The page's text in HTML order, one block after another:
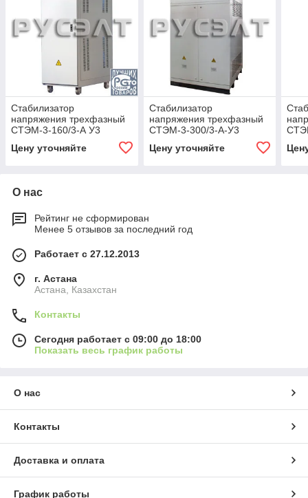
Стабилизатор
напряжения трехфазный
СТЭМ-3-160/3-А У3
Цену уточняйте
Стабилизатор
напряжения трехфазный
СТЭМ-3-300/3-А-У3
Цену уточняйте
О нас
Рейтинг не сформирован
Менее 5 отзывов за последний год
Работает с 27.12.2013
г. Астана
Астана, Казахстан
Контакты
Сегодня работает с 09:00 до 18:00
Показать весь график работы
О нас
Контакты
Доставка и оплата
График работы